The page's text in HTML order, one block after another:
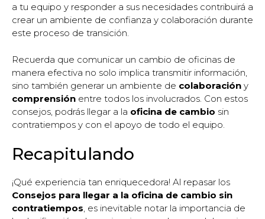
a tu equipo y responder a sus necesidades contribuirá a
crear un ambiente de confianza y colaboración durante
este proceso de transición.
Recuerda que comunicar un cambio de oficinas de
manera efectiva no solo implica transmitir información,
sino también generar un ambiente de colaboración y
comprensión entre todos los involucrados. Con estos
consejos, podrás llegar a la oficina de cambio sin
contratiempos y con el apoyo de todo el equipo.
Recapitulando
¡Qué experiencia tan enriquecedora! Al repasar los
Consejos para llegar a la oficina de cambio sin
contratiempos, es inevitable notar la importancia de